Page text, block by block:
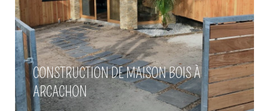
CONSTRUCTION DE MAISON BOIS À
ARCACHON
Fabrication de voelts sur-
mesure à Gujan-Mestras
Voir plus